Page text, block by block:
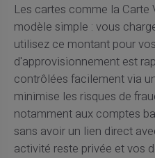
Les cartes comme la
modèle simple : vous
utilisez ce montant pour
d'approvisionnement est
contrôlées facilement via
minimise les risques de
notamment aux comptes
sans avoir un lien direct
activité reste privée et vos